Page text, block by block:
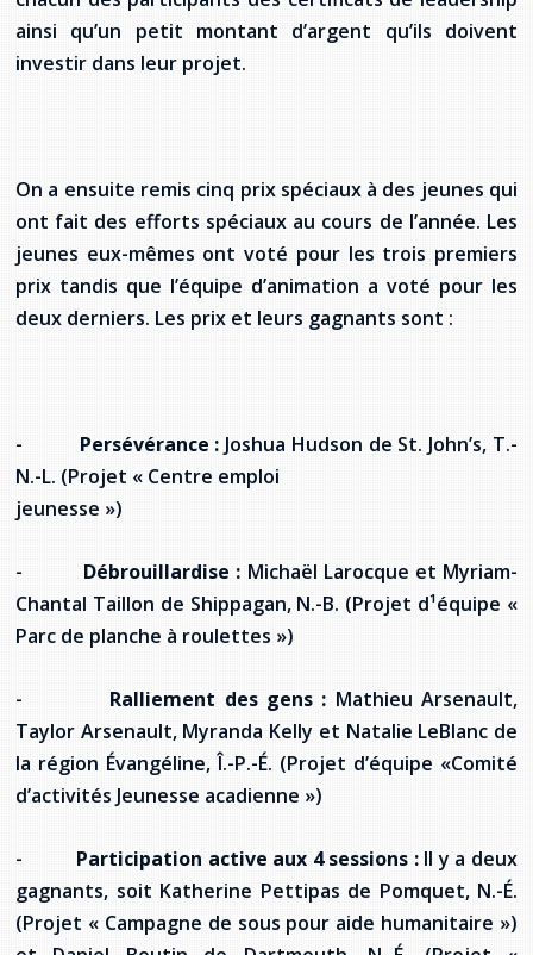
ainsi qu’un petit montant d’argent qu’ils doivent
investir dans leur projet.
On a ensuite remis cinq prix spéciaux à des jeunes qui
ont fait des efforts spéciaux au cours de l’année. Les
jeunes eux-mêmes ont voté pour les trois premiers
prix tandis que l’équipe d’animation a voté pour les
deux derniers. Les prix et leurs gagnants sont :
- Persévérance : Joshua Hudson de St. John’s, T.-
N.-L. (Projet « Centre emploi
jeunesse »)
- Débrouillardise : Michaël Larocque et Myriam-
Chantal Taillon de Shippagan, N.-B. (Projet d¹équipe «
Parc de planche à roulettes »)
- Ralliement des gens : Mathieu Arsenault,
Taylor Arsenault, Myranda Kelly et Natalie LeBlanc de
la région Évangéline, Î.-P.-É. (Projet d’équipe «Comité
d’activités Jeunesse acadienne »)
- Participation active aux 4 sessions :Il y a deux
gagnants, soit Katherine Pettipas de Pomquet, N.-É.
(Projet « Campagne de sous pour aide humanitaire »)